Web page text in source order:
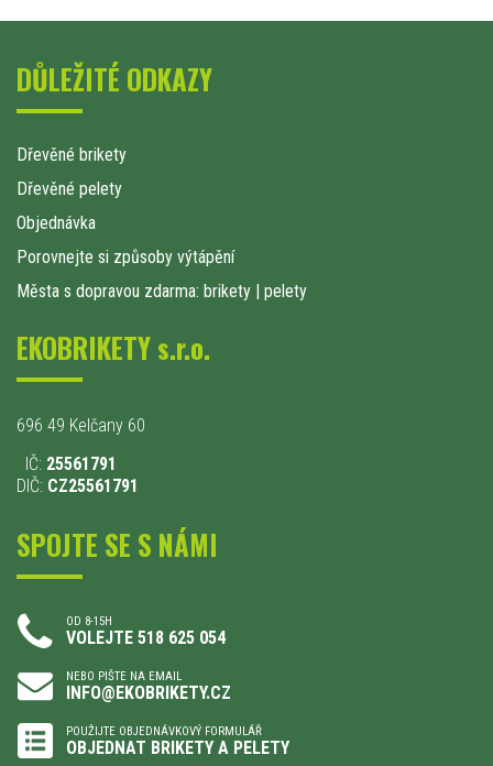
DŮLEŽITÉ ODKAZY
Dřevěné brikety
Dřevěné pelety
Objednávka
Porovnejte si způsoby výtápění
Města s dopravou zdarma: brikety | pelety
EKOBRIKETY s.r.o.
696 49 Kelčany 60
IČ: 25561791
DIČ: CZ25561791
SPOJTE SE S NÁMI
OD 8-15H
VOLEJTE 518 625 054
NEBO PIŠTE NA EMAIL
INFO@EKOBRIKETY.CZ
POUŽIJTE OBJEDNÁVKOVÝ FORMULÁŘ
OBJEDNAT BRIKETY A PELETY